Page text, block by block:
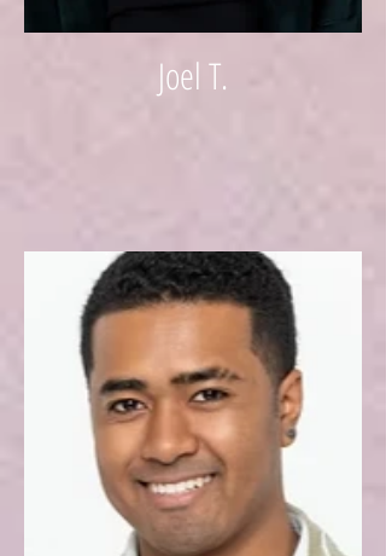
Joel T.